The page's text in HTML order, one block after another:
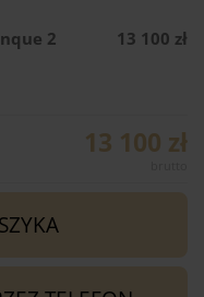
2
13 100 zł
13 100 zł